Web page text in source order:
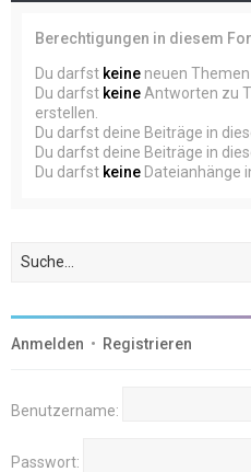
Berechtigungen in diesem
Du darfst keine neuen
Du darfst keine Antworten zu
erstellen.
Du darfst deine Beiträge in
Du darfst deine Beiträge in
Du darfst keine Dateianhänge
Anmelden • Registrieren
Benutzername:
Passwort: